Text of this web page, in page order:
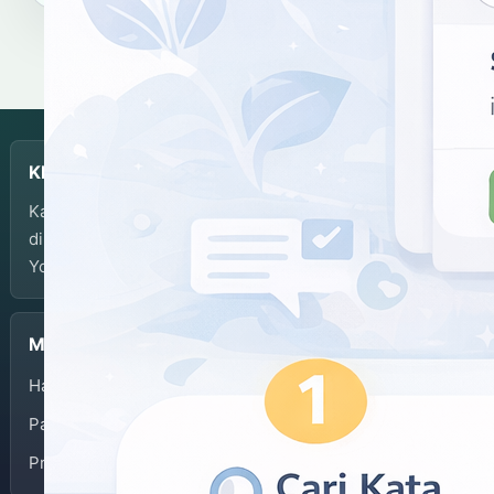
KBJI
Kamus Bahasa Jawa-Indonesia dikembangkan dan
dikelola oleh Balai Bahasa Provinsi Daerah Istimewa
Yogyakarta.
Menu
Halaman Depan
Panduan Penggunaan
Privacy Policy